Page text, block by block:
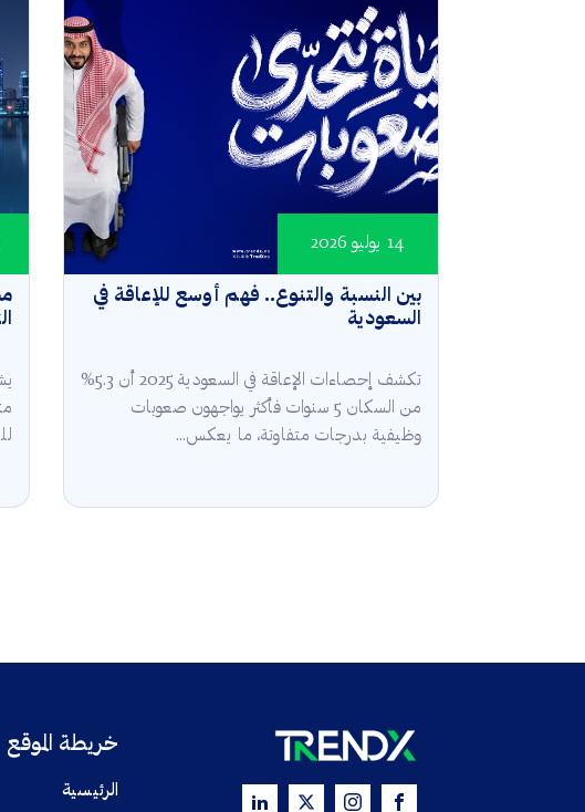
بين النسبة والتنوع.. فهم أوسع للإعاقة في
السعودية
14 يوليو 2026
تكشف إحصاءات الإعاقة في السعودية 2025 أن 5.3%
من السكان 5 سنوات فأكثر يواجهون صعوبات
وظيفية بدرجات متفاوتة، ما يعكس...
خريطة الموقع
الرئيسية